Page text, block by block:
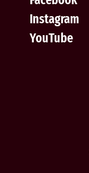
Instagram
YouTube